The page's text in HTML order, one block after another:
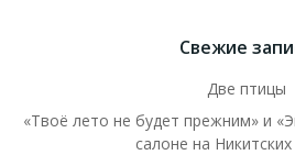
Свежие
Две птицы
«Твоё лето не будет прежним» и
салоне на